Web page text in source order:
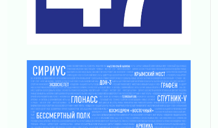
03 августа 2026
Музеи Ленобласти обновляют пространства
03 августа 2026
Часть медиков в Ленобласти сможет
рассчитывать на доплату от региона
03 августа 2026
За сутки в Ленинградской области
ликвидировали 10 пожаров
03 августа 2026